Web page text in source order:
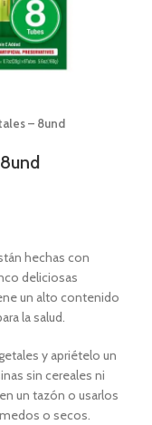
– 8und
hechas con
deliciosas
un alto contenido
la salud.
y apriételo un
sin cereales ni
un tazón o usarlos
o secos.